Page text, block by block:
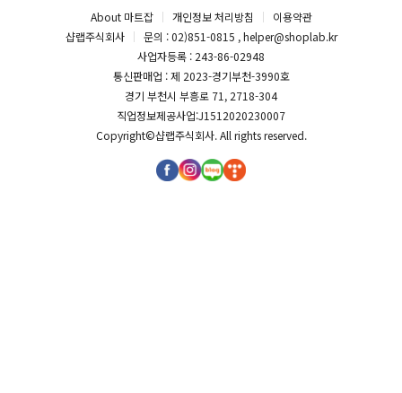
About 마트잡 개인정보 처리방침
이용약관
샵랩주식회사
문의 : 02)851-0815 , helper@shoplab.kr
사업자등록 : 243-86-02948
통신판매업 : 제 2023-경기부천-3990호
경기 부천시 부흥로 71, 2718-304
직업정보제공사업:J1512020230007
Copyright©샵랩주식회사. All rights reserved.